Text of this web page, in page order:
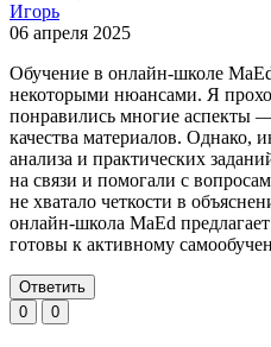
Игорь
06 апреля 2025
Обучение в онлайн-школе
некоторыми нюансами. Я
понравились многие аспекты
качества материалов. Однако,
анализа и практических
на связи и помогали с
не хватало четкости в
онлайн-школа MaEd
готовы к активному
Ответить
0
0